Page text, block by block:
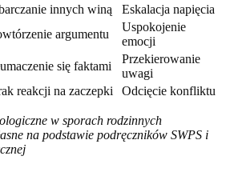
innych winą
Eskalacja napięcia
argumentu
Uspokojenie
emocji
się faktami
Przekierowanie
uwagi
reakcji na zaczepki Odcięcie konfliktu
w sporach rodzinnych
na podstawie podręczników SWPS i